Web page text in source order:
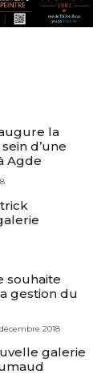
la
d’une
Agde
souhaite
gestion du
décembre 2018
galerie